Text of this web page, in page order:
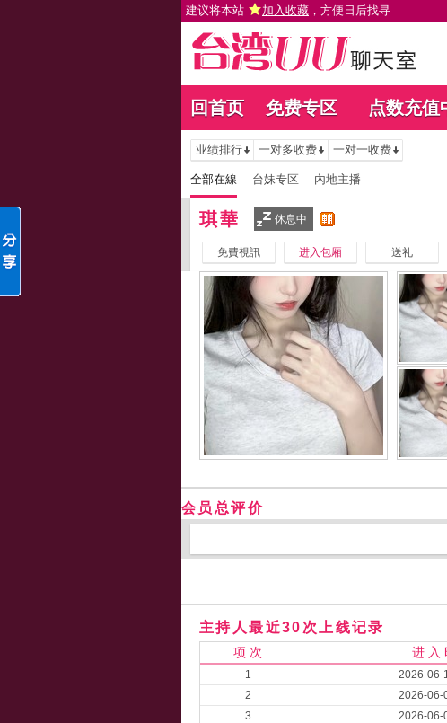
建议将本站 加入收藏 ，方便日后找寻
回首页 免费专区 点数充值
业绩排行 一对多收费 一对一收费
全部在線 台妹专区 內地主播
琪華 休息中
免費視訊 进入包厢 送礼
会员总评价
主持人最近30次上线记录
项 次 进 入
1 2026-06-
2
2026-06-
3
2026-06-